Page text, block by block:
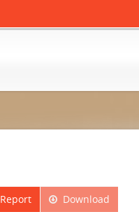
Download
Report